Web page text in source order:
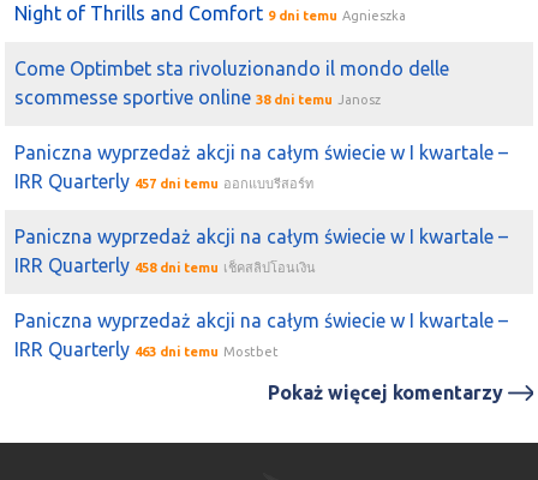
Night of Thrills and Comfort 9 dni temu Agnieszka
Come Optimbet sta rivoluzionando il mondo delle
scommesse sportive online 38 dni temu Janosz
Paniczna wyprzedaż akcji na całym świecie w I kwartale –
IRR Quarterly 457 dni temu ออกแบบรีสอร์ท
Paniczna wyprzedaż akcji na całym świecie w I kwartale –
IRR Quarterly 458 dni temu เช็คสลิปโอนเงิน
Paniczna wyprzedaż akcji na całym świecie w I kwartale –
IRR Quarterly 463 dni temu Mostbet
Pokaż więcej komentarzy